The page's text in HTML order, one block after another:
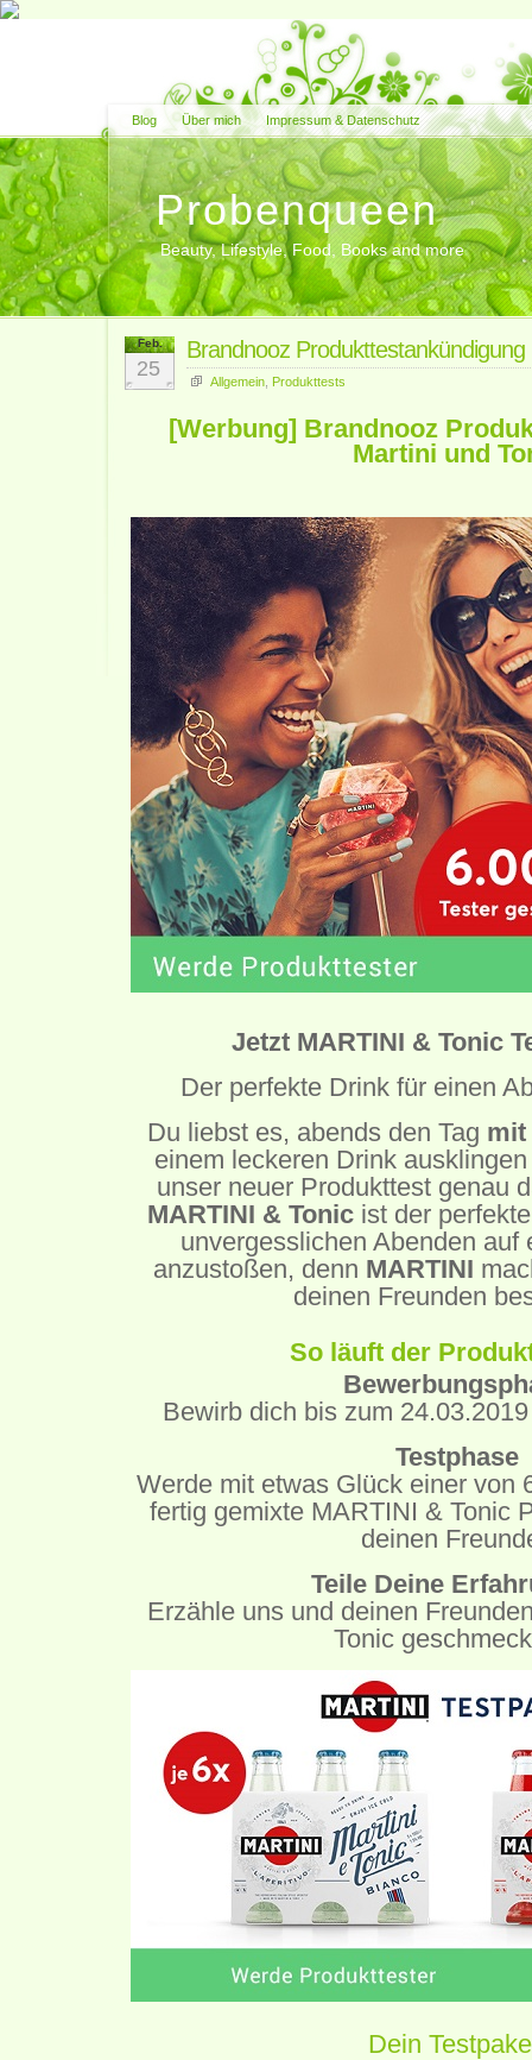
Blog Über mich Impressum & Datenschutz
Probenqueen
Beauty, Lifestyle, Food, Books and more
Feb.
25
Brandnooz Produkttestankündigung
Allgemein Produkttests
[Werbung] Brandnooz
Martini und
Jetzt MARTINI & Tonic
Der perfekte Drink für einen
Du liebst es, abends den Tag mit
einem leckeren Drink
unser neuer Produkttest genau
MARTINI & Tonic ist der
unvergesslichen Abenden auf
anzustoßen, denn MARTINI
deinen Freunden
So läuft der
Bewirb dich bis zum
Testphase
Werde mit etwas Glück einer von
fertig gemixte MARTINI & Tonic
deinen
Teile Deine
Erzähle uns und deinen
Tonic
Dein